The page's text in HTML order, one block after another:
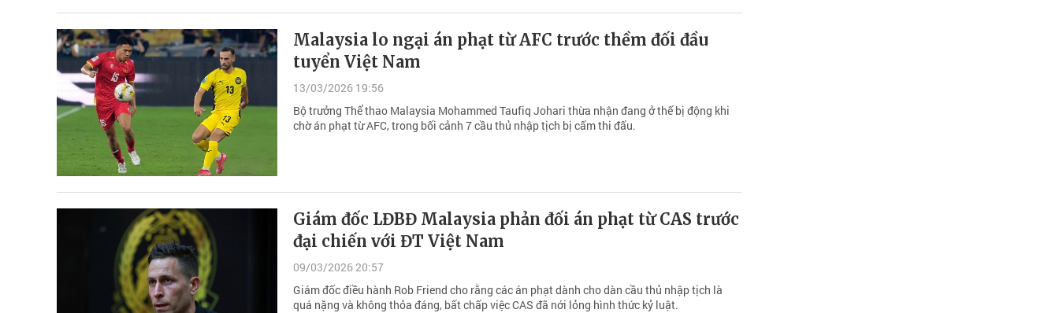
Malaysia lo ngại án phạt từ AFC trước thềm đối đầu
tuyển Việt Nam
13/03/2026 19:56
Bộ trưởng Thể thao Malaysia Mohammed Taufiq Johari thừa nhận đang ở thế bị động khi
chờ án phạt từ AFC, trong bối cảnh 7 cầu thủ nhập tịch bị cấm thi đấu.
Giám đốc LĐBĐ Malaysia phản đối án phạt từ CAS trước
đại chiến với ĐT Việt Nam
09/03/2026 20:57
Giám đốc điều hành Rob Friend cho rằng các án phạt dành cho dàn cầu thủ nhập tịch là
quá nặng và không thỏa đáng, bất chấp việc CAS đã nới lỏng hình thức kỷ luật.